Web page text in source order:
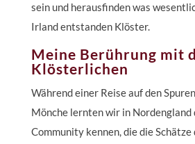
sein und herausfinden was
Irland entstanden Klöster.
Meine Berührung mit
Klösterlichen
Während einer Reise auf den
Mönche lernten wir in
Community kennen, die die